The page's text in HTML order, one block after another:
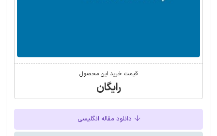
قیمت خرید این محصول
رایگان
دانلود مقاله انگلیسی